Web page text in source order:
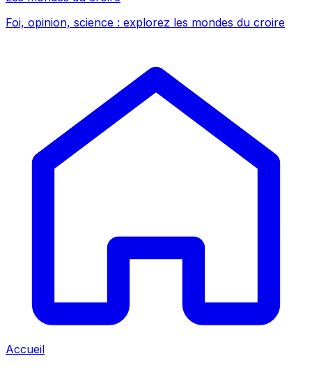
Foi, opinion, science : explorez les mondes du croire
Accueil